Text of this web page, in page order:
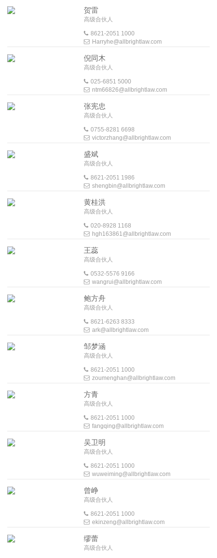
贺雷
高级合伙人
8621-2051 1000
Harryhe@allbrightlaw.com
倪同木
高级合伙人
025-6851 5000
ntm66826@allbrightlaw.com
张宪忠
高级合伙人
0755-8281 6698
victorzhang@allbrightlaw.com
盛斌
高级合伙人
8621-2051 1986
shengbin@allbrightlaw.com
黄桂洪
高级合伙人
020-8928 1168
hgh163861@allbrightlaw.com
王蕊
高级合伙人
0532-5576 9166
wangrui@allbrightlaw.com
鲍方舟
高级合伙人
8621-6263 8333
ark@allbrightlaw.com
邹梦涵
高级合伙人
8621-2051 1000
zoumenghan@allbrightlaw.com
方青
高级合伙人
8621-2051 1000
fangqing@allbrightlaw.com
吴卫明
高级合伙人
8621-2051 1000
wuweiming@allbrightlaw.com
曾峥
高级合伙人
8621-2051 1000
ekinzeng@allbrightlaw.com
缪蕾
高级合伙人